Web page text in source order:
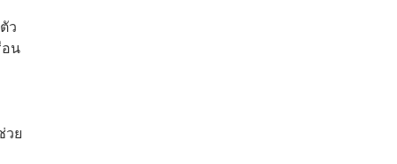
ว
น
วย